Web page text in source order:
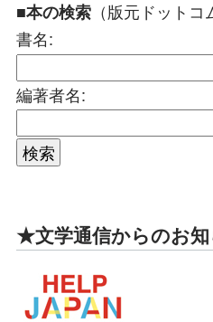
■本の検索 （版元ドットコ
書名:
編著者名:
★文学通信からのお